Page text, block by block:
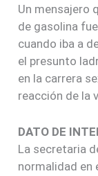
Un mensajero
de gasolina
cuando iba a
el presunto
en la carrera
reacción de la
DATO DE
La secretaria
normalidad en